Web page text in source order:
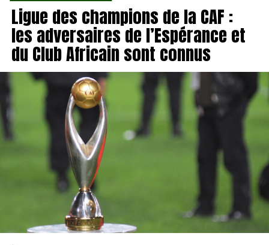
Ligue des champions de la CAF :
les adversaires de l’Espérance et
du Club Africain sont connus